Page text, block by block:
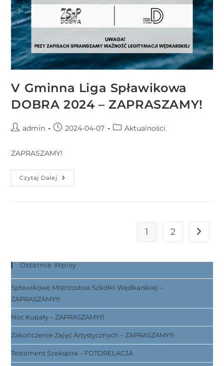
V Gminna Liga Spławikowa
DOBRA 2024 – ZAPRASZAMY!
admin 2024-04-07 Aktualności
ZAPRASZAMY!
Czytaj Dalej
1 2
Ostatnie Wpisy
Spławikowe Mistrzostwa Szkółki Wędkarskiej –
ZAPRASZAMY!!!
Noc Kupały – ZAPRASZAMY!!!
Zakończenie Zajęć Artystycznych – ZAPRASZAMY!!!
Testament Szekspira – FOTORELACJA